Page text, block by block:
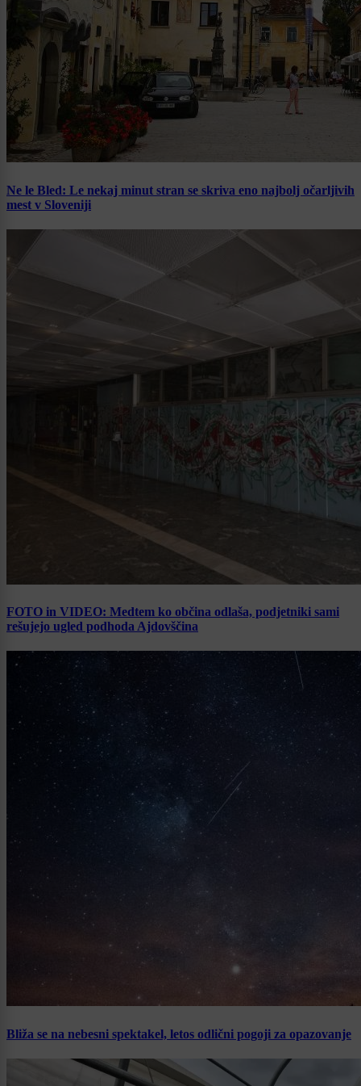
Ne le Bled: Le nekaj minut stran se skriva eno najbolj očarljivih
mest v Sloveniji
FOTO in VIDEO: Medtem ko občina odlaša, podjetniki sami
rešujejo ugled podhoda Ajdovščina
Bliža se na nebesni spektakel, letos odlični pogoji za opazovanje